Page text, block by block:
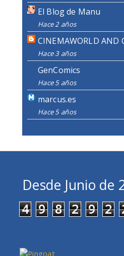
El Blog de Manu
Hace 2 años
CINEMAWORLD AND
Hace 3 años
GenComics
Hace 5 años
marcus.es
Hace 5 años
Desde Junio de
4 9 8 2 9 2